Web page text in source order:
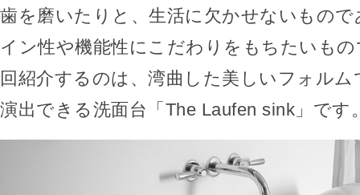
歯を磨いたりと、生活に欠かせないもの
イン性や機能性にこだわりをもちたいも
回紹介するのは、湾曲した美しいフォル
演出できる洗面台「The Laufen sink」です